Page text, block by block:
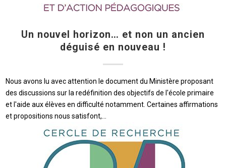
Un nouvel horizon… et non un ancien
déguisé en nouveau !
Nous avons lu avec attention le document du Ministère proposant
des discussions sur la redéfinition des objectifs de l'école primaire
et l'aide aux élèves en difficulté notamment. Certaines affirmations
et propositions nous satisfont,…